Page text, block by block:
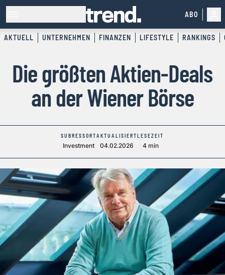
ABO
AKTUELL UNTERNEHMEN FINANZEN LIFESTYLE RANKINGS
Die größten Aktien-Deals
an der Wiener Börse
SUBRESSORT
Investment
AKTUALISIERT
04.02.2026
LESEZEIT
4 min